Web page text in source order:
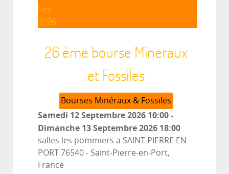
Sep
2026
26 ème bourse Mineraux
et Fossiles
Bourses Minéraux & Fossiles
Samedi 12 Septembre 2026 10:00-
Dimanche 13 Septembre 2026 18:00
salles les pommiers a SAINT PIERRE EN
PORT 76540 - Saint-Pierre-en-Port,
France